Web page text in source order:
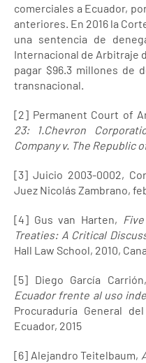
comerciales a Ecuador,
anteriores. En 2016 la
una sentencia de
Internacional de Arbitraje
pagar $96.3 millones de
transnacional.
[2] Permanent Court of
23: 1.Chevron
Company v. The Republic
[3] Juicio 2003-0002,
Juez Nicolás Zambrano,
[4] Gus van Harten,
Treaties: A Critical
Hall Law School, 2010,
[5] Diego García
Ecuador frente al uso
Procuraduría General
Ecuador, 2015
[6] Alejandro Teitelbaum,